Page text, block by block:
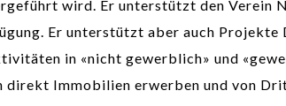
wird. Er unterstützt den Verein
Er unterstützt aber auch
in «nicht gewerblich» und
direkt Immobilien erwerben und von